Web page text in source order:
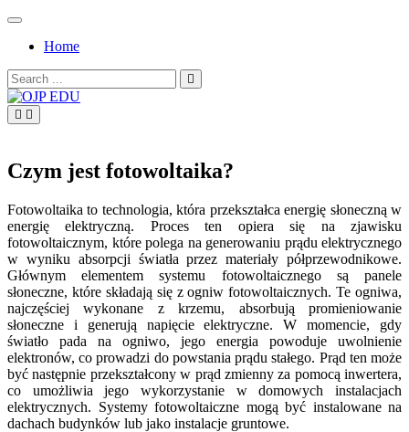
Skip
contentHome
Search
for:
Czym jest fotowoltaika?
Fotowoltaika to technologia, która przekształca energię słoneczną w
energię elektryczną. Proces ten opiera się na zjawisku
fotowoltaicznym, które polega na generowaniu prądu elektrycznego
w wyniku absorpcji światła przez materiały półprzewodnikowe.
Głównym elementem systemu fotowoltaicznego są panele
słoneczne, które składają się z ogniw fotowoltaicznych. Te ogniwa,
najczęściej wykonane z krzemu, absorbują promieniowanie
słoneczne i generują napięcie elektryczne. W momencie, gdy
światło pada na ogniwo, jego energia powoduje uwolnienie
elektronów, co prowadzi do powstania prądu stałego. Prąd ten może
być następnie przekształcony w prąd zmienny za pomocą inwertera,
co umożliwia jego wykorzystanie w domowych instalacjach
elektrycznych. Systemy fotowoltaiczne mogą być instalowane na
dachach budynków lub jako instalacje gruntowe.